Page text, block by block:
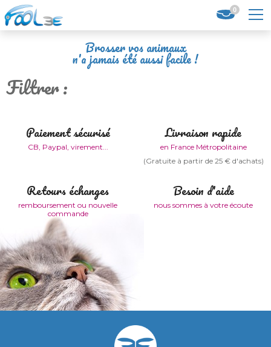
Brosser vos animaux
n'a jamais été aussi facile !
Filtrer :
Paiement sécurisé
CB, Paypal, virement...
Livraison rapide
en France Métropolitaine
(Gratuite à partir de 25 € d'achats)
Retours échanges
remboursement ou nouvelle
commande
Besoin d'aide
nous sommes à votre écoute
0